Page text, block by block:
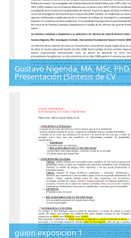
Gustavo Nigenda, MA, MSc, PhD.
Presentación (Síntesis de CV
guion exposicion 1